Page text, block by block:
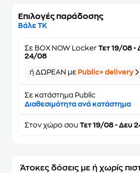
Επιλογές παράδοσης
Βάλε ΤΚ
Σε BOX NOW Locker Τετ 19/08 -
24/08
ή ΔΩΡΕΑΝ με Public+ delivery
Σε κατάστημα Public
Διαθεσιμότητα ανά κατάστημα
Στον χώρο σου Τετ 19/08 - Δευ
Άτοκες δόσεις με ή χωρίς